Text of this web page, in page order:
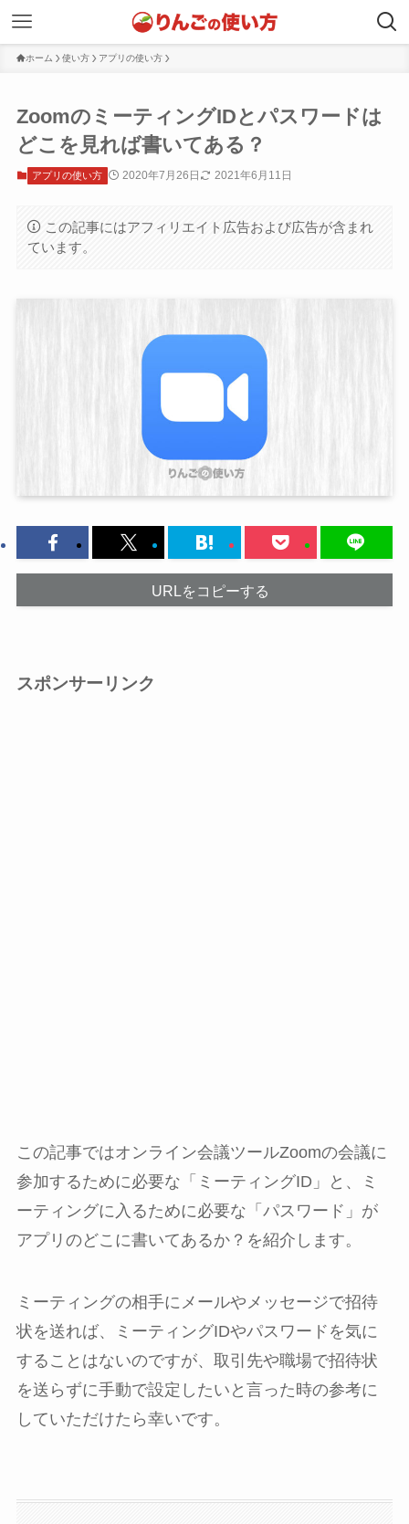
ホーム 使い方 アプリの使い方
ZoomのミーティングIDとパスワードは
どこを見れば書いてある？
アプリの使い方 2020年7月26日 2021年6月11日
この記事にはアフィリエイト広告および広告が含まれ
ています。
URLをコピーする
スポンサーリンク
この記事ではオンライン会議ツールZoomの会議に
参加するために必要な「ミーティングID」と、ミ
ーティングに入るために必要な「パスワード」が
アプリのどこに書いてあるか？を紹介します。
ミーティングの相手にメールやメッセージで招待
状を送れば、ミーティングIDやパスワードを気に
することはないのですが、取引先や職場で招待状
を送らずに手動で設定したいと言った時の参考に
していただけたら幸いです。